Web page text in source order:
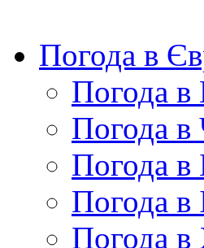
Погода в
Погода в
Погода в
Погода в
Погода в
Погода в